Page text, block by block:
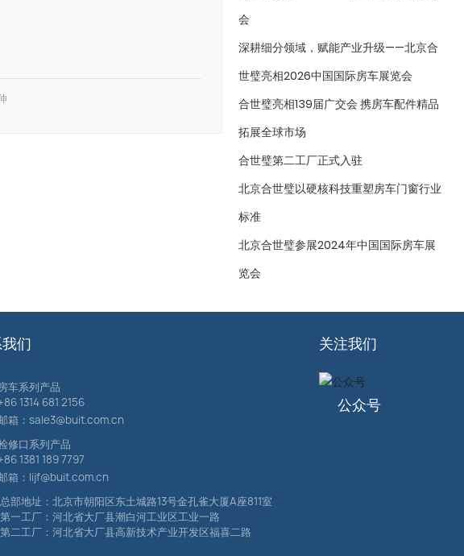
会
深耕细分领域，赋能产业升级——北京合
世璧亮相2026中国国际房车展览会
合世璧亮相139届广交会 携房车配件精品
拓展全球市场
合世璧第二工厂正式入驻
北京合世璧以硬核科技重塑房车门窗行业
标准
北京合世璧参展2024年中国国际房车展
览会
们
车系列产品
1314 681 2156
箱：sale3@buit.com.cn
修口系列产品
1381 189 7797
箱： lijf@buit.com.cn
关注我们
公众号
总部地址：北京市朝阳区东土城路13号金孔雀大厦A座811室
第一工厂：河北省大厂县潮白河工业区工业一路
第二工厂：河北省大厂县高新技术产业开发区福喜二路